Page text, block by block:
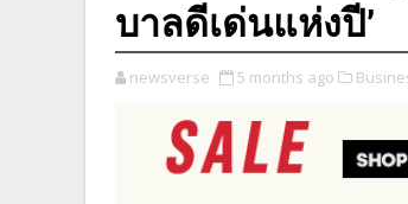
บาลดีเด่นแห่งปี’
newsverse 5 months ago